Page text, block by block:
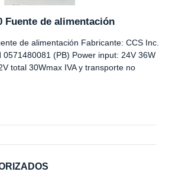
Fuente de alimentación
de alimentación Fabricante: CCS Inc.
0571480081 (PB) Power input: 24V 36W
total 30Wmax IVA y transporte no